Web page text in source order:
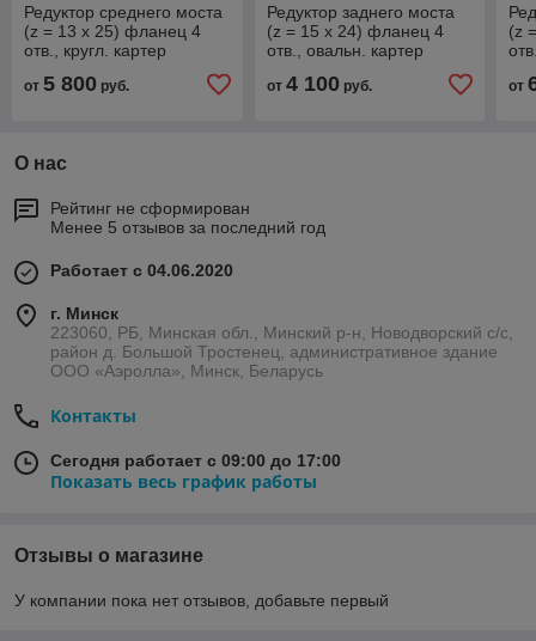
Редуктор среднего моста
(z = 13 x 25) фланец 4
отв., кругл. картер
от 5 800 руб.
Редуктор заднего моста
(z = 15 x 24) фланец 4
отв., овальн. картер
от 4 100руб.
(z
от
О нас
Рейтинг не сформирован
Менее 5 отзывов за последний год
Работает с 04.06.2020
г. Минск
223060, РБ, Минская обл., Минский р-н, Новодворский с/с,
район д. Большой Тростенец, административное здание
ООО «Аэролла», Минск, Беларусь
Контакты
Сегодня работает с 09:00 до 17:00
Показать весь график работы
Отзывы о магазине
У компании пока нет отзывов, добавьте первый